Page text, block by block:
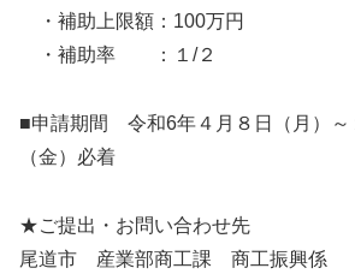
・補助上限額：100万円
・補助率 ：１/２
■申請期間 令和6年４月８日（月）～
（金）必着
★ご提出・お問い合わせ先
尾道市 産業部商工課 商工振興係